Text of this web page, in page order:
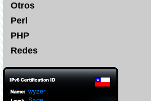
Otros
Perl
PHP
Redes